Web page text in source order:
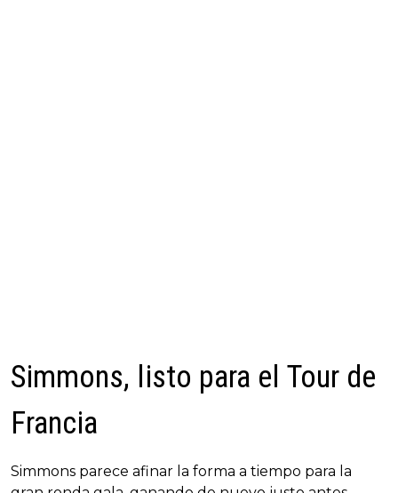
Simmons, listo para el Tour de
Francia
Simmons parece afinar la forma a tiempo para la